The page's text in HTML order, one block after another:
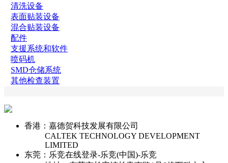
清洗设备
表面贴装设备
混合贴装设备
配件
支援系统和软件
喷码机
SMD仓储系统
其他检查装置
香港：嘉德贺科技发展有限公司
CALTEK TECHNOLOGY DEVELOPMENT
LIMITED
东莞：乐竞在线登录-乐竞(中国)-乐竞